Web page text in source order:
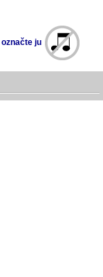
označte ju